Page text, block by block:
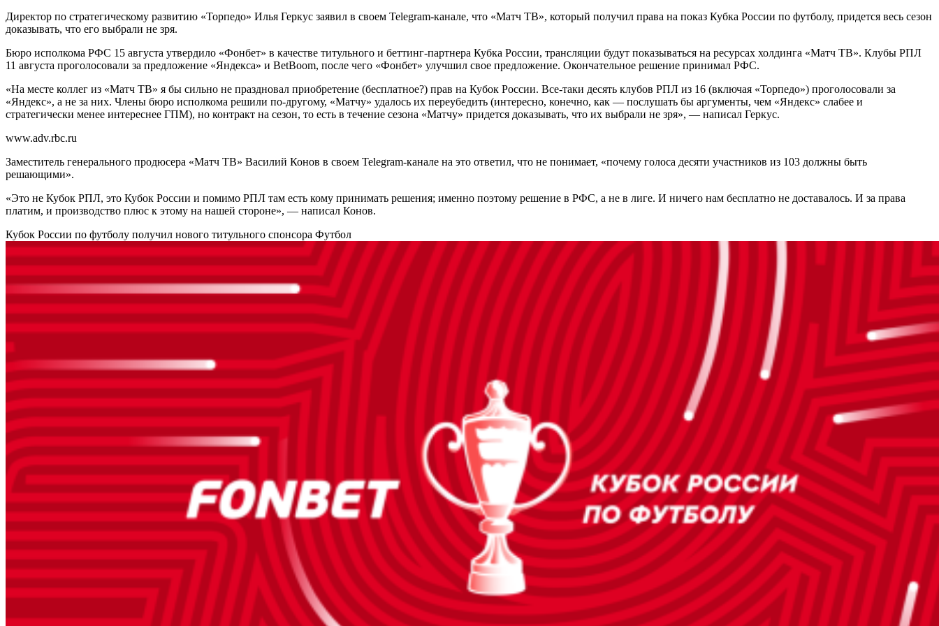
Директор по стратегическому развитию «Торпедо» Илья Геркус заявил в своем Telegram-канале, что «Матч ТВ», который получил права на показ Кубка России по футболу, придется весь сезон
доказывать, что его выбрали не зря.
Бюро исполкома РФС 15 августа утвердило «Фонбет» в качестве титульного и беттинг-партнера Кубка России, трансляции будут показываться на ресурсах холдинга «Матч ТВ». Клубы РПЛ
11 августа проголосовали за предложение «Яндекса» и BetBoom, после чего «Фонбет» улучшил свое предложение. Окончательное решение принимал РФС.
«На месте коллег из «Матч ТВ» я бы сильно не праздновал приобретение (бесплатное?) прав на Кубок России. Все-таки десять клубов РПЛ из 16 (включая «Торпедо») проголосовали за
«Яндекс», а не за них. Члены бюро исполкома решили по-другому, «Матчу» удалось их переубедить (интересно, конечно, как — послушать бы аргументы, чем «Яндекс» слабее и
стратегически менее интереснее ГПМ), но контракт на сезон, то есть в течение сезона «Матчу» придется доказывать, что их выбрали не зря», — написал Геркус.
www.adv.rbc.ru
Заместитель генерального продюсера «Матч ТВ» Василий Конов в своем Telegram-канале на это ответил, что не понимает, «почему голоса десяти участников из 103 должны быть
решающими».
«Это не Кубок РПЛ, это Кубок России и помимо РПЛ там есть кому принимать решения; именно поэтому решение в РФС, а не в лиге. И ничего нам бесплатно не доставалось. И за права
платим, и производство плюс к этому на нашей стороне», — написал Конов.
Кубок России по футболу получил нового титульного спонсора Футбол